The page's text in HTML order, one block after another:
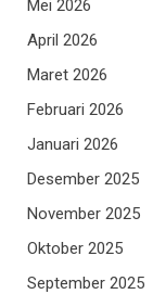
Mei 2026
April 2026
Maret 2026
Februari 2026
Januari 2026
Desember 2025
November 2025
Oktober 2025
September 2025